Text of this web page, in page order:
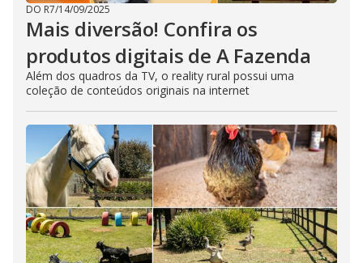
DO R7/14/09/2025
Mais diversão! Confira os
produtos digitais de A Fazenda
Além dos quadros da TV, o reality rural possui uma
coleção de conteúdos originais na internet